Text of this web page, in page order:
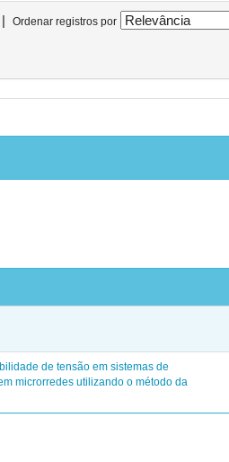
| Ordenar registros por
de tensão em sistemas de
microrredes utilizando o método da